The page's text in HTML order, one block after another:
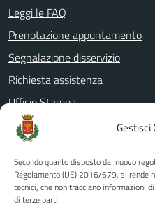
Gestisci
Secondo quanto disposto dal nuovo
Regolamento (UE) 2016/679, si rende
tecnici, che non tracciano informazioni
di terze parti.
Leggi le FAQ
Prenotazione appuntamento
Segnalazione disservizio
Richiesta assistenza
Ufficio Stampa
Amministrazione Trasparente
Albo pretorio
Informativa privacy
Note legali